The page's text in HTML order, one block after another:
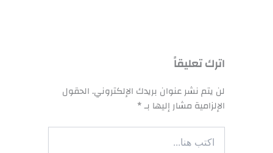
اترك تعليقاً
لن يتم نشر عنوان بريدك الإلكتروني.الحقول
الإلزامية مشار إليها بـ*
اكتب
هنا...